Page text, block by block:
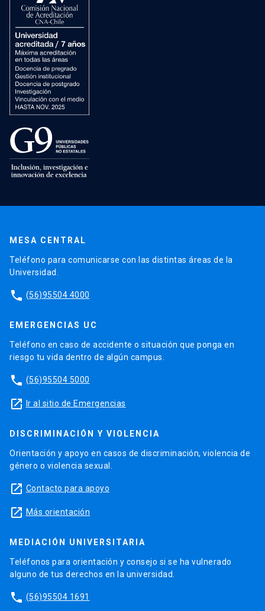
MESA CENTRAL
Teléfono para comunicarse con las distintas áreas de la
Universidad.
phone (56)95504 4000
EMERGENCIAS UC
Teléfono en caso de accidente o situación que ponga en
riesgo tu vida dentro de algún campus.
phone (56)95504 5000
launch Ir al sitio de Emergencias
DISCRIMINACIÓN Y VIOLENCIA
Orientación y apoyo en casos de discriminación, violencia de
género o violencia sexual.
launch Contacto para apoyo
launch Más orientación
MEDIACIÓN UNIVERSITARIA
Teléfonos para orientación y consejo si se ha vulnerado
alguno de tus derechos en la universidad.
phone (56)95504 1691